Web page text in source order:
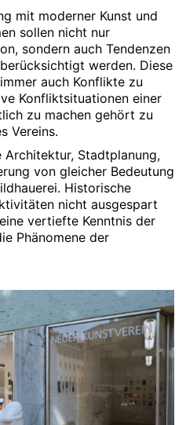
mit moderner Kunst und
sollen nicht nur
sondern auch Tendenzen
werden. Diese
auch Konflikte zu
Konfliktsituationen einer
zu machen gehört zu
Vereins.
Architektur, Stadtplanung,
von gleicher Bedeutung
Historische
nicht ausgespart
vertiefte Kenntnis der
Phänomene der